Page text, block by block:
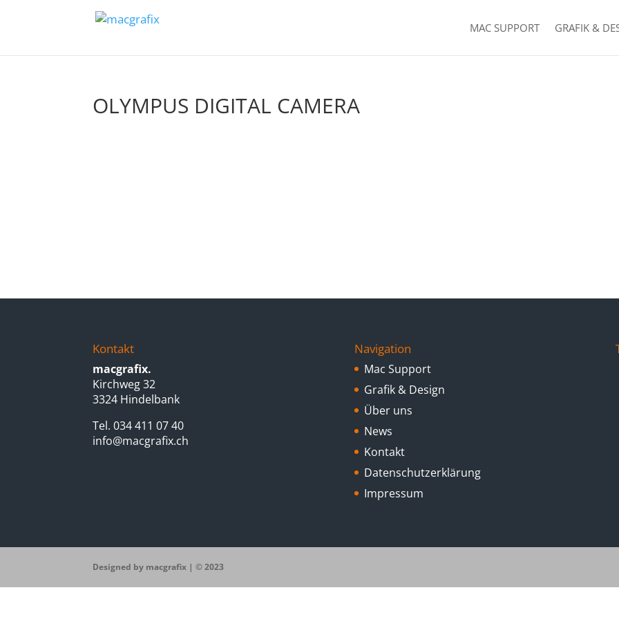
MAC SUPPORT GRAFIK &
OLYMPUS DIGITAL CAMERA
Kontakt
macgrafix.
Kirchweg 32
3324 Hindelbank
Tel. 034 411 07 40
info@macgrafix.ch
Navigation
Mac Support
Grafik & Design
Über uns
News
Kontakt
Datenschutzerklärung
Impressum
Designed by macgrafix | © 2023